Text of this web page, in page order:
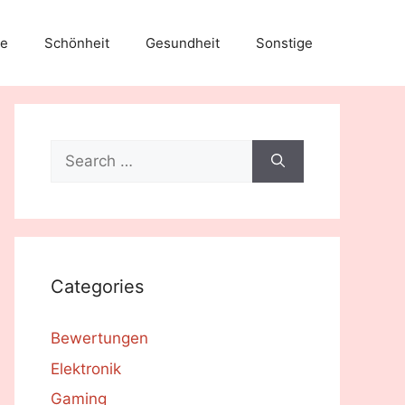
Schönheit Gesundheit Sonstige
Search
for:
Categories
Bewertungen
Elektronik
Gaming